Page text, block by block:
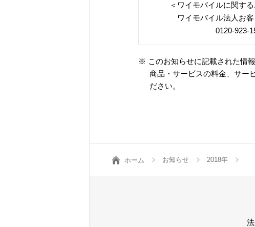
＜ワイモバイルに関す
ワイモバイル法人お
0120-923-
※ このお知らせに記載された情
商品・サービスの料金、サー
ださい。
ホーム お知らせ 2018年